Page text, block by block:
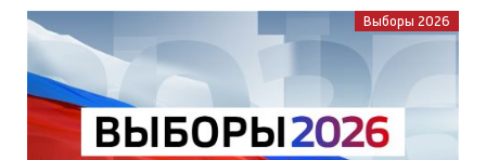
Выборы 2026